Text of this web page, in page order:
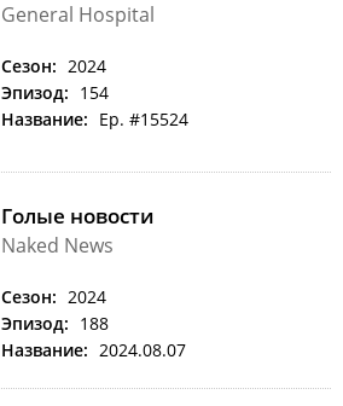
General Hospital
Сезон: 2024
Эпизод: 154
Название: Ep. #15524
Голые новости
Naked News
Сезон: 2024
Эпизод: 188
Название: 2024.08.07